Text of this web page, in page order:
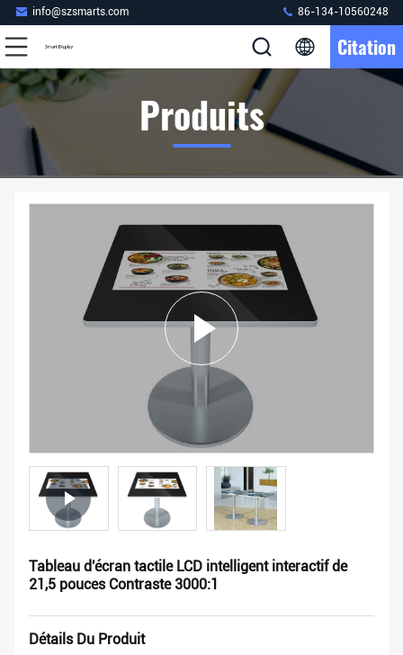
info@szsmarts.com 86-134-10560248
Citation
Produits
Tableau d'écran tactile LCD intelligent interactif de
21,5 pouces Contraste 3000:1
Détails Du Produit